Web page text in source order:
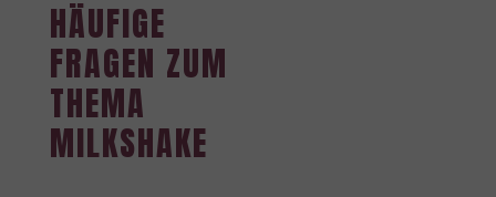
HÄUFIGE
FRAGEN ZUM
THEMA
MILKSHAKE